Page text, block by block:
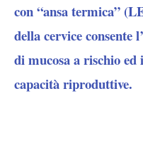
con “ansa termica”
della cervice consente
di mucosa a rischio
capacità riproduttive.